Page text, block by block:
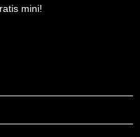
mini!